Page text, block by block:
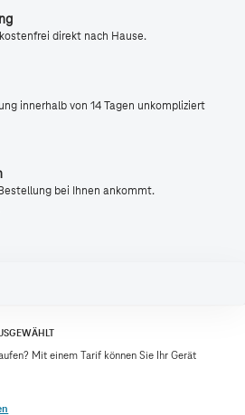
direkt nach Hause.
innerhalb von 14 Tagen unkompliziert
bei Ihnen ankommt.
Mit einem Tarif können Sie Ihr Gerät